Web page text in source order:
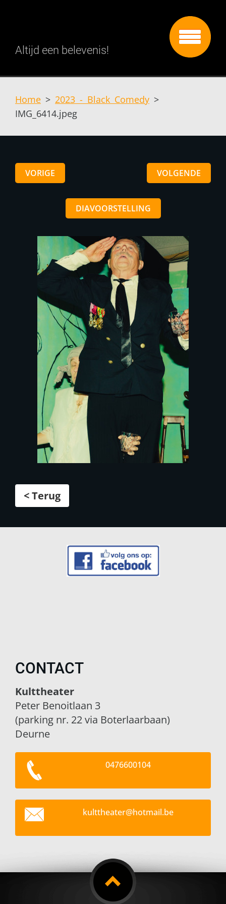
Altijd een belevenis!
Home > 2023 - Black Comedy >
IMG_6414.jpeg
VORIGE VOLGENDE
DIAVOORSTELLING
< Terug
CONTACT
Kulttheater
Peter Benoitlaan 3
(parking nr. 22 via Boterlaarbaan)
Deurne
0476600104
kulttheater@hotmail.be